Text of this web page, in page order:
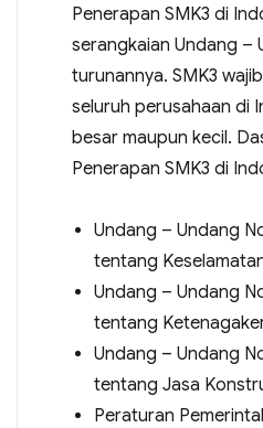
Penerapan SMK3 di
serangkaian Undang –
turunannya. SMK3
seluruh perusahaan di
besar maupun kecil.
Penerapan SMK3 di
Undang – Undang
tentang
Undang – Undang
tentang
Undang – Undang
tentang Jasa
Peraturan